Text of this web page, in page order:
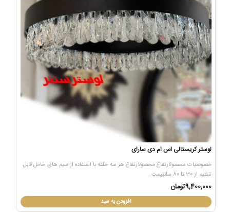
لوستر کریستالی اس ام دی سارای
خصوصیات محصولارتفاع محصولارتفاع هر سه حلقه با استفاده از سیم های حامل قابل
تنظیم از 30 تا 80 سانتیمت..
9,400,000تومان
افزودن به سبد